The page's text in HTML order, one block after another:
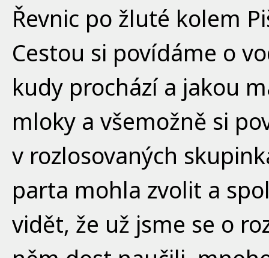
Řevnic po žluté kolem
Cestou si povídáme o
kudy prochází a jakou
mloky a všemožně si
v rozlosovaných
parta mohla zvolit a
vidět, že už jsme se o